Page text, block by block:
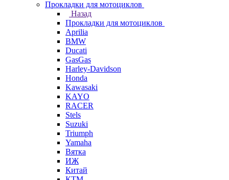
Прокладки для мотоциклов
Назад
Прокладки для мотоциклов
Aprilia
BMW
Ducati
GasGas
Harley-Davidson
Honda
Kawasaki
KAYO
RACER
Stels
Suzuki
Triumph
Yamaha
Вятка
ИЖ
Китай